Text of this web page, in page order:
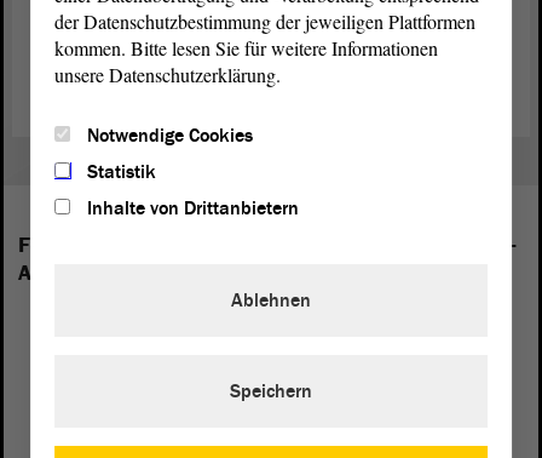
Verfassung des Landes Sachsen-Anhalt (PDF; 854.18 KB)
Folgende Fraktionen sind im Landtag von Sachsen-
Anhalt vertreten:
der Datenschutzbestimmung der jeweiligen Plattformen
kommen. Bitte lesen Sie für weitere Informationen
unsere Datenschutzerklärung.
Notwendige Cookies
Statistik
Inhalte von Drittanbietern
Ablehnen
Speichern